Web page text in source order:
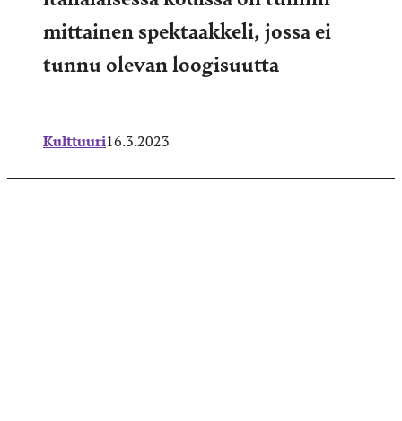
mittainen spektaakkeli, jossa ei
tunnu olevan loogisuutta
Kulttuuri16.3.2023